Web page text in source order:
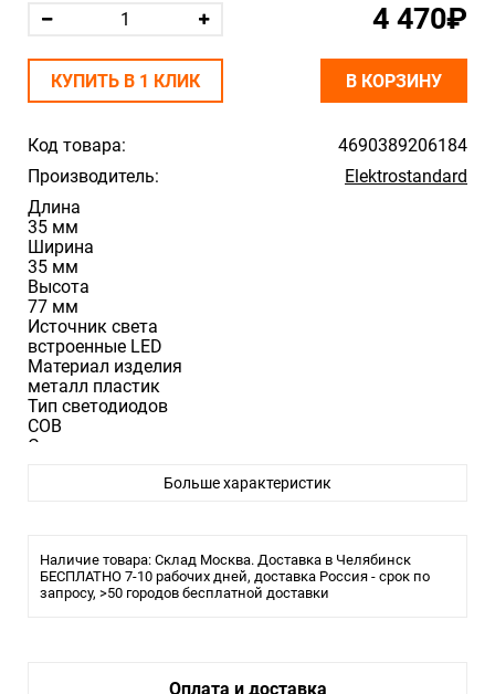
Код товара:
4690389206184
Производитель:
Elektrostandard
Длина
35 мм
Ширина
35 мм
Высота
77 мм
Источник света
встроенные LED
Материал изделия
металл пластик
Тип светодиодов
COB
Степень пылевлагозащиты
350 лм
Цветовая температура
3000 К
Больше характеристик
Наличие товара: Склад Москва. Доставка в Челябинск
БЕСПЛАТНО 7-10 рабочих дней, доставка Россия - срок по
запросу, >50 городов бесплатной доставки
4 470₽
КУПИТЬ В 1 КЛИК В КОРЗИНУ
Оплата и доставка